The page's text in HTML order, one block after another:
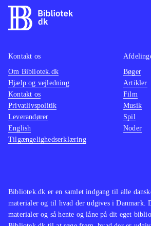
Bibliotek.dk er en samlet indgang til alle
materialer og til hvad der udgives i Danmark.
materialer og så hente og låne på dit eget
Kontakt os
Om Bibliotek.dk
Hjælp og vejledning
Kontakt os
Privatlivspolitik
Leverandører
English
Tilgængelighedserklæring
Bøger
Artikler
Film
Musik
Spil
Noder